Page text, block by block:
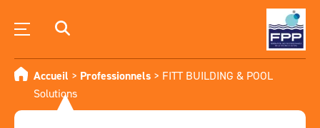
Accueil > Professionnels > FITT BUILDING & POOL
Solutions